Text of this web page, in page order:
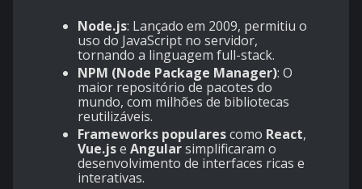
Node.js: Lançado em 2009, permitiu o
uso do JavaScript no servidor,
tornando a linguagem full-stack.
NPM (Node Package Manager): O
maior repositório de pacotes do
mundo, com milhões de bibliotecas
reutilizáveis.
Frameworks popularescomo React,
Vue.jse Angularsimplificaram o
desenvolvimento de interfaces ricas e
interativas.